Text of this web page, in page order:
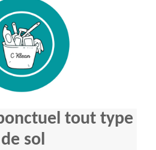
tout type
de sol